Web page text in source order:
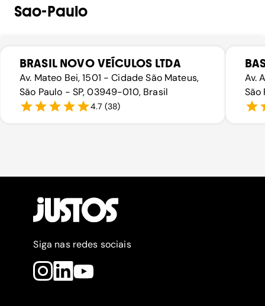
Sao-Paulo
BRASIL NOVO VEÍCULOS LTDA
Av. Mateo Bei, 1501 - Cidade São Mateus,
São Paulo - SP, 03949-010, Brasil
4.7 (38)
Av.
São
Siga nas redes sociais